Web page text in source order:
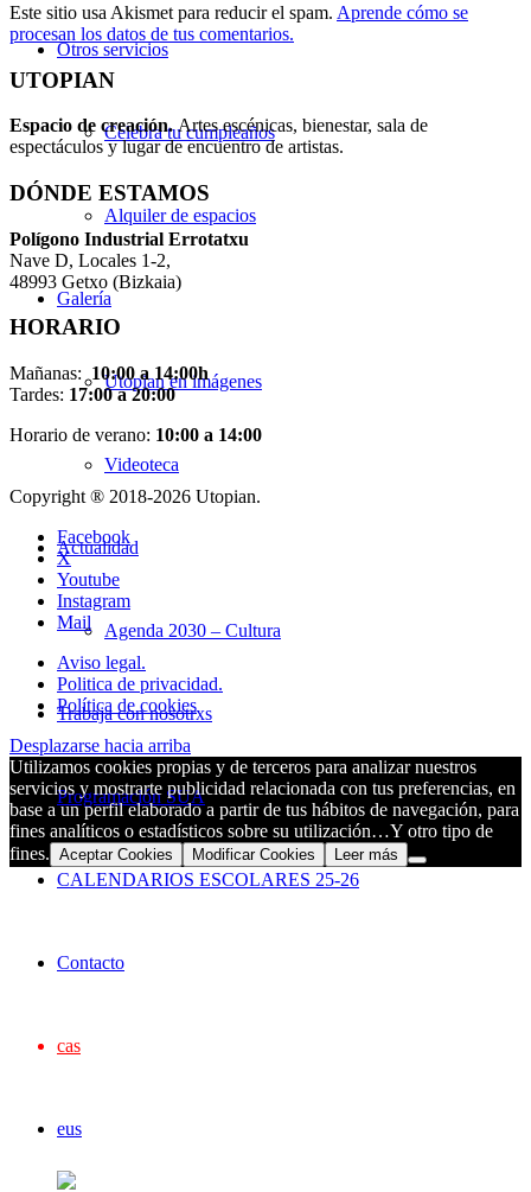
Otros servicios
Celebra tu cumpleaños
Alquiler de espacios
Galería
Utopian en imágenes
Videoteca
Actualidad
Agenda 2030 – Cultura
Trabaja con nosotrxs
Programación SUA
CALENDARIOS ESCOLARES 25-26
Contacto
cas
eus
Este sitio usa Akismet para reducir el spam. Aprende cómo se
procesan los datos de tus comentarios.
UTOPIAN
Espacio de creación.Artes escénicas, bienestar, sala de
espectáculos y lugar de encuentro de artistas.
DÓNDE ESTAMOS
Polígono Industrial Errotatxu
Nave D, Locales 1-2,
48993 Getxo (Bizkaia)
HORARIO
Mañanas: 10:00 a 14:00h
Tardes: 17:00 a 20:00
Horario de verano: 10:00 a 14:00
Copyright ® 2018-2026 Utopian.
Facebook
X
Youtube
Instagram
Mail
Aviso legal.
Politica de privacidad.
Política de cookies
Desplazarse hacia arriba
Utilizamos cookies propias y de terceros para analizar nuestros
servicios y mostrarte publicidad relacionada con tus preferencias, en
base a un perfil elaborado a partir de tus hábitos de navegación, para
fines analíticos o estadísticos sobre su utilización…Y otro tipo de
fines. Aceptar Cookies Modificar Cookies Leer más